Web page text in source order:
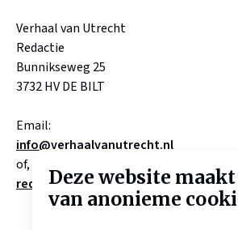
Verhaal van Utrecht
Redactie
Bunnikseweg 25
3732 HV DE BILT
Email:
info@verhaalvanutrecht.nl
of, aangaande verhalen
redactie@verhaalvanutrecht.nl
Deze website
van anonieme